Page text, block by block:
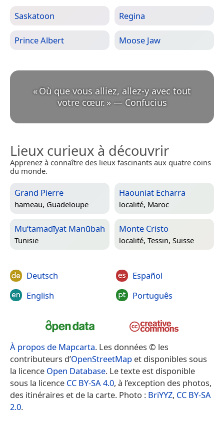
Saskatoon Regina
Prince Albert Moose Jaw
«Où que vous alliez, allez-y avec tout
votre cœur. » — Confucius
Lieux curieux à découvrir
Apprenez à connaître des lieux fascinants aux quatre coins
du monde.
Grand Pierre
hameau, Guadeloupe
Haouniat Echarra
localité, Maroc
Mu‘tamadīyat Manūbah
Tunisie
Monte Cristo
localité, Tessin, Suisse
Deutsch
English
Español
Português
À propos de Mapcarta. Les données © les
contributeurs d’OpenStreetMap et disponibles sous
la licence Open Database. Le texte est disponible
sous la licence CC BY-SA 4.0, à l’exception des photos,
des itinéraires et de la carte. Photo : BriYYZ, CC BY-SA
2.0.